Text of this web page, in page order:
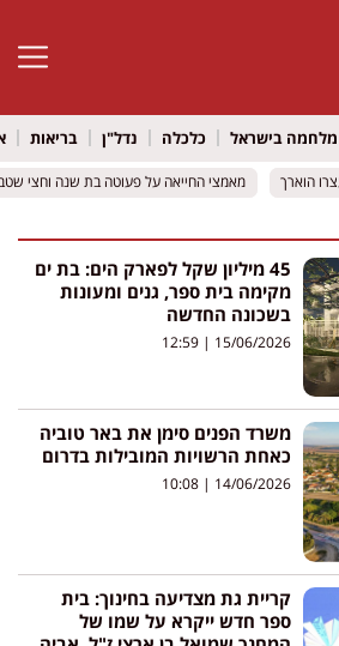
פתח
מלחמה בישראל כלכלה נדל"ן בריאות
הוארך
הוארך מאמצי החייאה על פעוטה בת שנה וחצי
מאמצי החייאה על פעוטה בת שנה וחצי
45 מיליון שקל לפארק הים: בת ים
מקימה בית ספר, גנים ומעונות
בשכונה החדשה
15/06/2026
משרד הפנים סימן את באר טוביה
כאחת הרשויות המובילות בדרום
14/06/2026
קריית גת מצדיעה בחינוך: בית
ספר חדש ייקרא על שמו של